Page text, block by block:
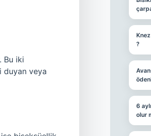
Bu iki
duyan veya
?
6
olur